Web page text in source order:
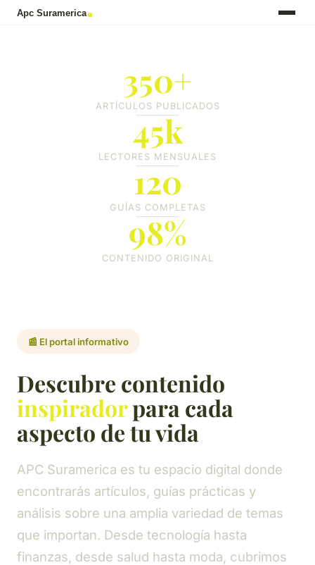
350+
ARTÍCULOS PUBLICADOS
45k
LECTORES MENSUALES
120
GUÍAS COMPLETAS
98%
CONTENIDO ORIGINAL
📰 El portal informativo
Descubre contenido
inspiradorpara cada
aspecto de tu vida
APC Suramerica es tu espacio digital donde
encontrarás artículos, guías prácticas y
análisis sobre una amplia variedad de temas
que importan. Desde tecnología hasta
finanzas, desde salud hasta moda, cubrimos